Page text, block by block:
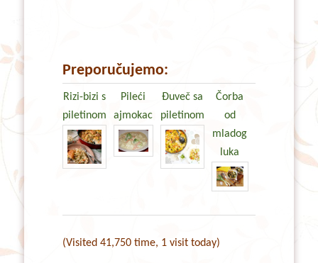
Preporučujemo:
Rizi-bizi s
piletinom
Pileći
ajmokac
Đuveč sa
piletinom
Čorba
od
mladog
luka
(Visited 41,750 time, 1 visit today)